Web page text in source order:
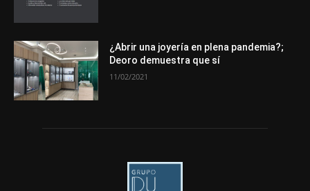
¿Abrir una joyería en plena pandemia?;
Deoro demuestra que sí
11/02/2021